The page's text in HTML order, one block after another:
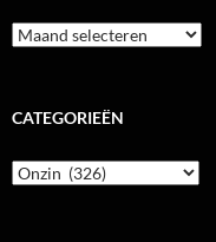
Archieven
CATEGORIEËN
Categorieën